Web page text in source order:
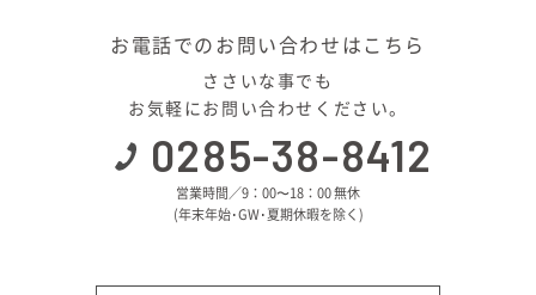
お電話でのお問い合わせはこちら
ささいな事でも
お気軽にお問い合わせください。
0285-38-8412
営業時間／9：00〜18：00 無休
(年末年始･GW･夏期休暇を除く)